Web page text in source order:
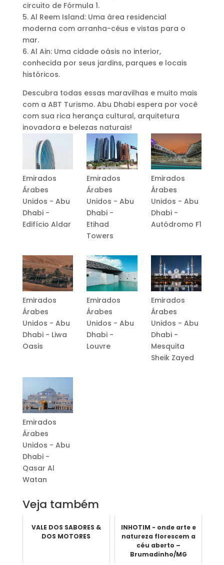
circuito de Fórmula 1.
5. Al Reem Island: Uma área residencial
moderna com arranha-céus e vistas para o
mar.
6. Al Ain: Uma cidade oásis no interior,
conhecida por seus jardins, parques e locais
históricos.
Descubra todas essas maravilhas e muito mais
com a ABT Turismo. Abu Dhabi espera por você
com sua rica herança cultural, arquitetura
inovadora e belezas naturais!
Emirados
Árabes
Unidos - Abu
Dhabi -
Edifício Aldar
Emirados
Árabes
Unidos - Abu
Dhabi -
Etihad
Towers
Emirados
Árabes
Unidos - Abu
Dhabi -
Autódromo F1
Emirados
Árabes
Unidos - Abu
Dhabi - Liwa
Oasis
Emirados
Árabes
Unidos - Abu
Dhabi -
Louvre
Emirados
Árabes
Unidos - Abu
Dhabi -
Mesquita
Sheik Zayed
Emirados
Árabes
Unidos - Abu
Dhabi -
Qasar Al
Watan
Veja também
VALE DOS SABORES &
DOS MOTORES
INHOTIM - onde arte e
natureza florescem a
céu aberto –
Brumadinho/MG